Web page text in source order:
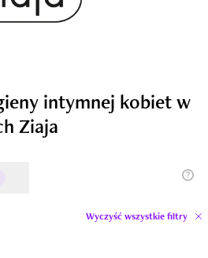
intymnej kobiet w
Ziaja
Wyczyść wszystkie filtry